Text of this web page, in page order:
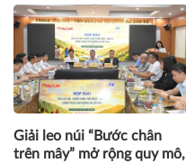
Giải leo núi “Bước chân
trên mây” mở rộng quy mô,